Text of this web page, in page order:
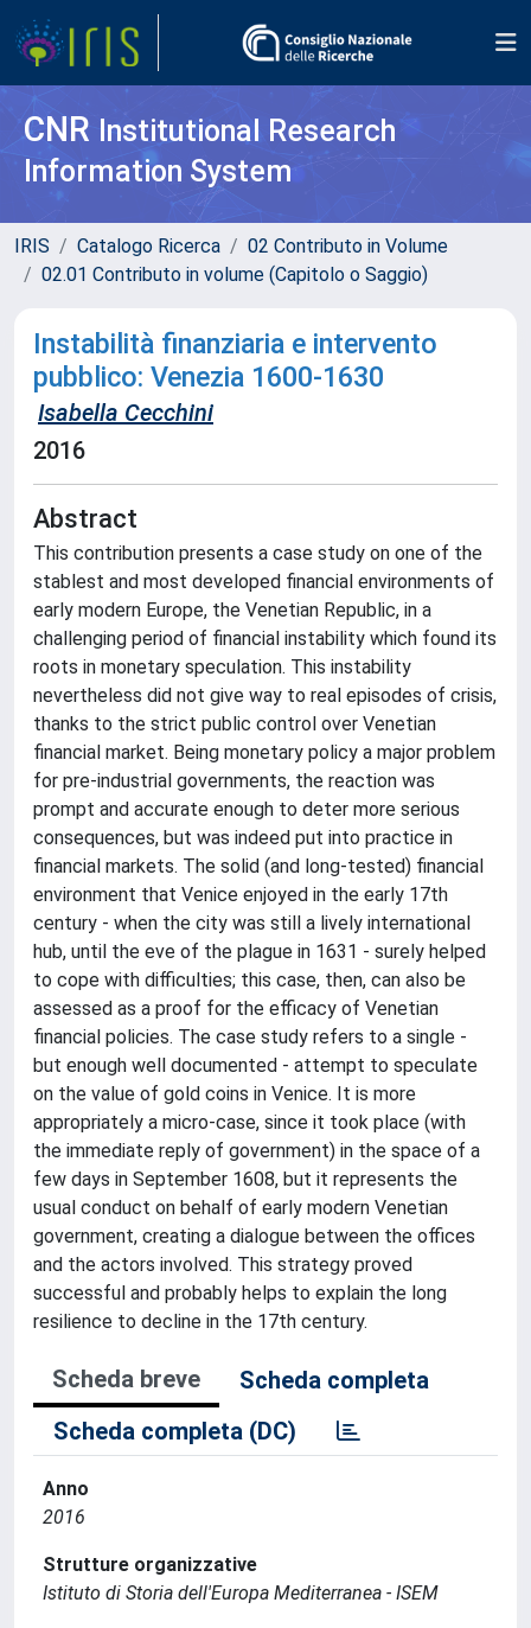
CNR Institutional Research
Information System
IRIS Catalogo Ricerca
02 Contributo in Volume
02.01 Contributo in volume (Capitolo o Saggio)
Instabilità finanziaria e intervento
pubblico: Venezia 1600-1630
Isabella Cecchini
2016
Abstract
This contribution presents a case study on one of the
stablest and most developed financial environments of
early modern Europe, the Venetian Republic, in a
challenging period of financial instability which found its
roots in monetary speculation. This instability
nevertheless did not give way to real episodes of crisis,
thanks to the strict public control over Venetian
financial market. Being monetary policy a major problem
for pre-industrial governments, the reaction was
prompt and accurate enough to deter more serious
consequences, but was indeed put into practice in
financial markets. The solid (and long-tested) financial
environment that Venice enjoyed in the early 17th
century - when the city was still a lively international
hub, until the eve of the plague in 1631 - surely helped
to cope with difficulties; this case, then, can also be
assessed as a proof for the efficacy of Venetian
financial policies. The case study refers to a single -
but enough well documented - attempt to speculate
on the value of gold coins in Venice. It is more
appropriately a micro-case, since it took place (with
the immediate reply of government) in the space of a
few days in September 1608, but it represents the
usual conduct on behalf of early modern Venetian
government, creating a dialogue between the offices
and the actors involved. This strategy proved
successful and probably helps to explain the long
resilience to decline in the 17th century.
Scheda breve
Scheda completa
Scheda completa (DC)
Anno
2016
Strutture organizzative
Istituto di Storia dell'Europa Mediterranea - ISEM